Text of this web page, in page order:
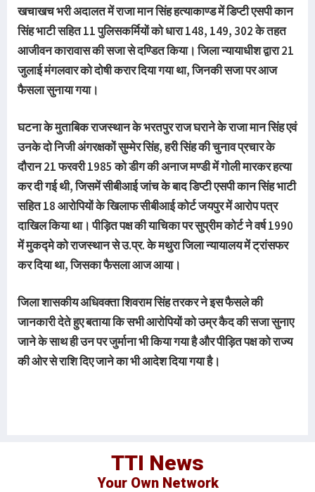
खचाखच भरी अदालत में राजा मान सिंह हत्याकाण्ड में डिप्टी एसपी कान
सिंह भाटी सहित 11 पुलिसकर्मियों को धारा 148, 149, 302 के तहत
आजीवन कारावास की सजा से दण्डित किया। जिला न्यायाधीश द्वारा 21
जुलाई मंगलवार को दोषी करार दिया गया था, जिनकी सजा पर आज
फैसला सुनाया गया।
घटना के मुताबिक राजस्थान के भरतपुर राज घराने के राजा मान सिंह एवं
उनके दो निजी अंगरक्षकों सुम्मेर सिंह, हरी सिंह की चुनाव प्रचार के
दौरान 21 फरवरी 1985 को डीग की अनाज मण्डी में गोली मारकर हत्या
कर दी गई थी, जिसमें सीबीआई जांच के बाद डिप्टी एसपी कान सिंह भाटी
सहित 18 आरोपियों के खिलाफ सीबीआई कोर्ट जयपुर में आरोप पत्र
दाखिल किया था। पीड़ित पक्ष की याचिका पर सुप्रीम कोर्ट ने वर्ष 1990
में मुकद्मे को राजस्थान से उ.प्र. के मथुरा जिला न्यायालय में ट्रांसफर
कर दिया था, जिसका फैसला आज आया।
जिला शासकीय अधिवक्ता शिवराम सिंह तरकर ने इस फैसले की
जानकारी देते हुए बताया कि सभी आरोपियों को उम्र कैद की सजा सुनाए
जाने के साथ ही उन पर जुर्माना भी किया गया है और पीड़ित पक्ष को राज्य
की ओर से राशि दिए जाने का भी आदेश दिया गया है।
TTI News
Your Own Network